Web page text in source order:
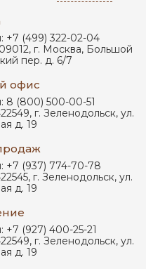
+7 (499) 322-02-04
, г. Москва, Большой
пер. д. 6/7
офис
8 (800) 500-00-51
, г. Зеленодольск, ул.
д. 19
+7 (937) 774-70-78
, г. Зеленодольск, ул.
д. 19
+7 (927) 400-25-21
, г. Зеленодольск, ул.
д. 19